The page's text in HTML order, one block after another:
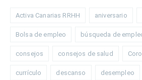
Activa Canarias RRHH aniversario
Bolsa de empleo búsqueda de
consejos consejos de salud
currículo descanso desempleo